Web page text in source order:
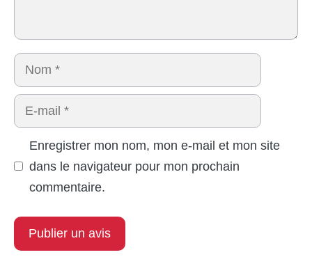
Nom
E-
mail
Enregistrer mon nom, mon e-mail et mon site
dans le navigateur pour mon prochain
commentaire.